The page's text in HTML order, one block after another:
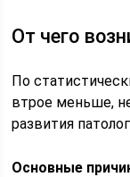
От чего
По
втрое меньше,
развития
Основные